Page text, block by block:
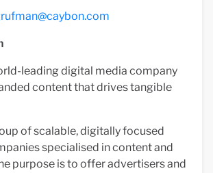
leading digital media company
content that drives tangible
of scalable, digitally focused
specialised in content and
purpose is to offer advertisers and